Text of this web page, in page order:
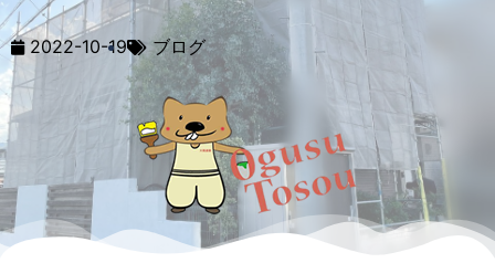
2022-10-19 ブログ